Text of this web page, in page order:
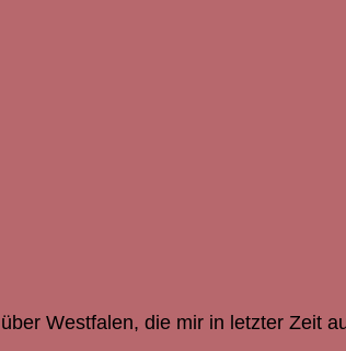
Westfalen, die mir in letzter Zeit